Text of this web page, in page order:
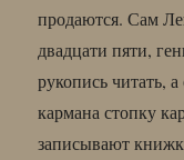
продаются. Сам
двадцати пяти,
рукопись читать,
кармана стопку
записывают